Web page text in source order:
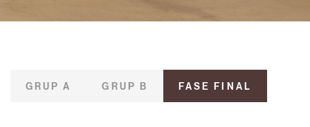
GRUP A GRUP B FASE FINAL